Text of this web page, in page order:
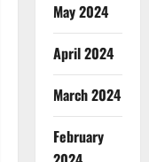
May 2024
April 2024
March 2024
February